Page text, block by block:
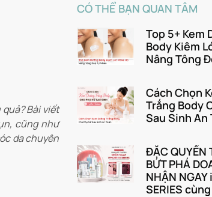
Bài viết
cũng như
da chuyên
CÓ THỂ BẠN QUAN TÂM
Top 5+ Kem
Body Kiêm
Nâng Tông
Cách Chọn
Trắng Body
Sau Sinh An
ĐẶC QUYỀN
BỨT PHÁ
NHẬN NGAY
SERIES